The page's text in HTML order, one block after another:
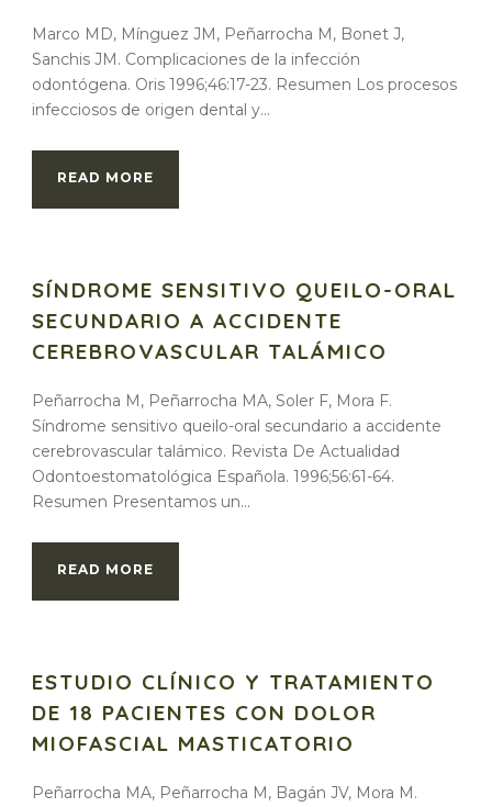
Marco MD, Mínguez JM, Peñarrocha M, Bonet J,
Sanchis JM. Complicaciones de la infección
odontógena. Oris 1996;46:17-23. Resumen Los procesos
infecciosos de origen dental y...
READ MORE
SÍNDROME SENSITIVO QUEILO-ORAL
SECUNDARIO A ACCIDENTE
CEREBROVASCULAR TALÁMICO
Peñarrocha M, Peñarrocha MA, Soler F, Mora F.
Síndrome sensitivo queilo-oral secundario a accidente
cerebrovascular talámico. Revista De Actualidad
Odontoestomatológica Española. 1996;56:61-64.
Resumen Presentamos un...
READ MORE
ESTUDIO CLÍNICO Y TRATAMIENTO
DE 18 PACIENTES CON DOLOR
MIOFASCIAL MASTICATORIO
Peñarrocha MA, Peñarrocha M, Bagán JV, Mora M.